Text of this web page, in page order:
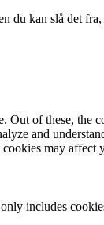
du kan slå det
of these, the
and
may affect
includes